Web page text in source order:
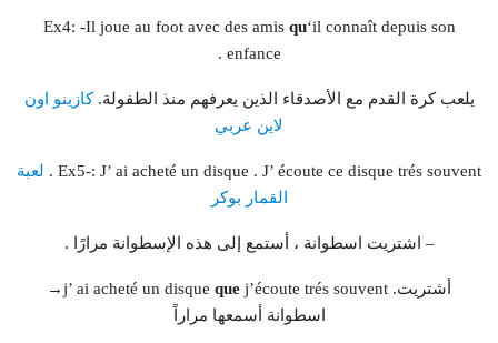
Ex4: -Il joue au foot avec des amis qu‘il connaît depuis son
enfance .
يلعب كرة القدم مع الأصدقاء الذين يعرفهم منذ الطفولة.كازينو اون
لاين عربي
Ex5-: J’ ai acheté un disque . J’ écoute ce disque trés souvent .
لعبة
القمار بوكر
– اشتريت اسطوانة ، أستمع إلى هذه الإسطوانة مرارًا .
→j’ ai acheté un disque que j’écoute trés souvent .أشتريت
اسطوانة أسمعها مراراً